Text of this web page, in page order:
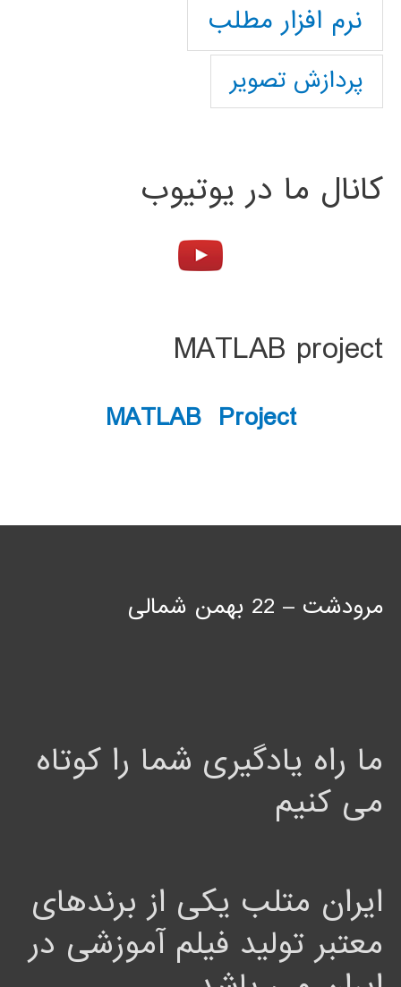
نرم افزار مطلب
پردازش تصویر
کانال ما در یوتیوب
MATLAB project
MATLAB Project
مرودشت – 22 بهمن شمالی
ما راه یادگیری شما را کوتاه
می کنیم
ایران متلب یکی از برندهای
معتبر تولید فیلم آموزشی در